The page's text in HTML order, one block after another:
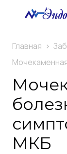
Главная
МКБ